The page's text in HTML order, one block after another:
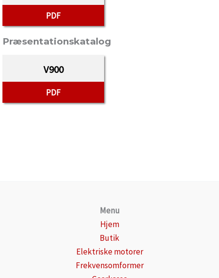
PDF
Præsentationskatalog
V900
PDF
Menu
Hjem
Butik
Elektriske motorer
Frekvensomformer